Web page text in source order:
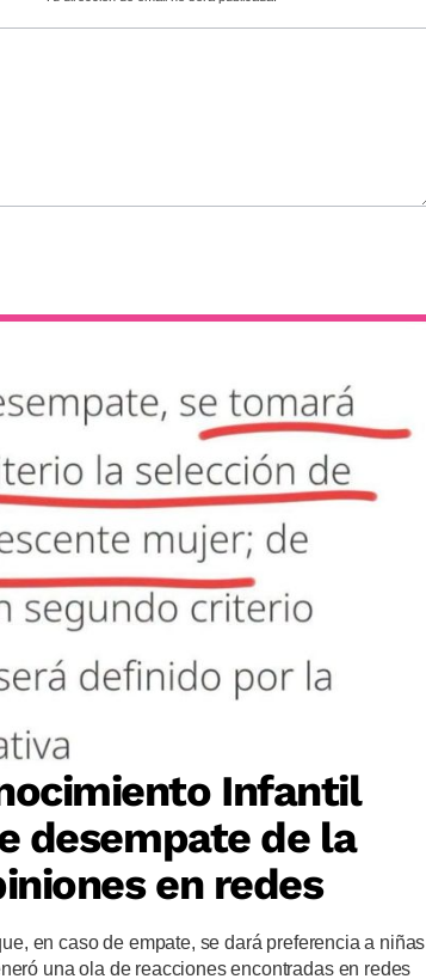
Infantil
desempate de la
en redes
en caso de empate, se dará preferencia a niñas
una ola de reacciones encontradas en redes